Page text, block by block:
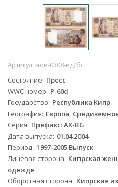
Артикул: нов-0308-вд/бс
Состояние Пресс
WWC номер P-60d
Государство Республика Кипр
География Европа,
Серия Префикс: AX-BG
Дата выпуска 01.04.2004
Период 1997-2005 Выпуск
Лицевая сторона Кипрская
одежде
Оборотная сторона Кипрские